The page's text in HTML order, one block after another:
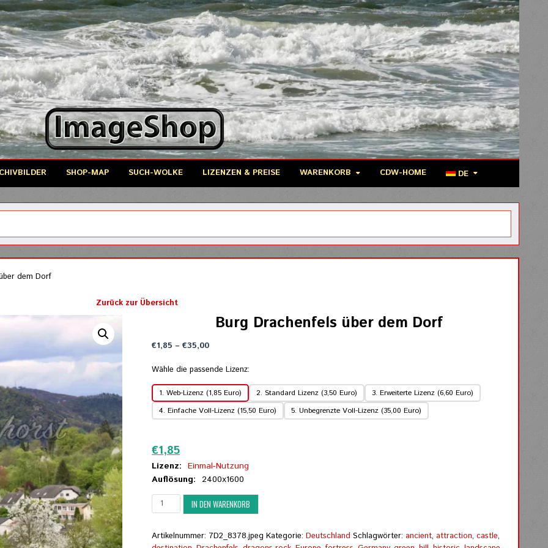
SHOP-MAP SUCH-WOLKE LIZENZEN & PREISE WARENKORB CDW-HOME DE
dem Dorf
Zurück zur Übersicht
Burg Drachenfels über dem Dorf
€1,85 –€35,00Preisspanne:
bis
€35,00
Wähle die passende Lizenz:
1. Web-Lizenz (1,85 Euro) 2. Standard Lizenz (3,50 Euro)
3. Erweiterte Lizenz (6,60 Euro)
4. Einfache Voll-Lizenz (15,50 Euro)
5. Unbegrenzte Voll-Lizenz (35,00 Euro)
€1,85
Lizenz: Einmal-Nutzung
Auflösung: 2400x1600
Burg
Drachenfels
dem
IN DEN WARENKORB
Artikelnummer: 7D2_8378.jpeg Kategorie:Deutschland Schlagwörter:ancient,attraction,castle,